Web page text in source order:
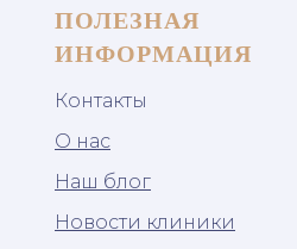
ПОЛЕЗНАЯ
ИНФОРМАЦИЯ
Контакты
О нас
Наш блог
Новости клиники